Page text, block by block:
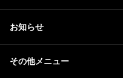
お知らせ
その他メニュー